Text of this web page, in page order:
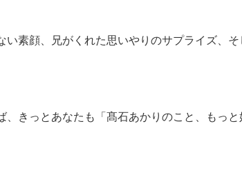
い素顔、兄がくれた思いやりのサプライズ、そ
、きっとあなたも「髙石あかりのこと、もっ